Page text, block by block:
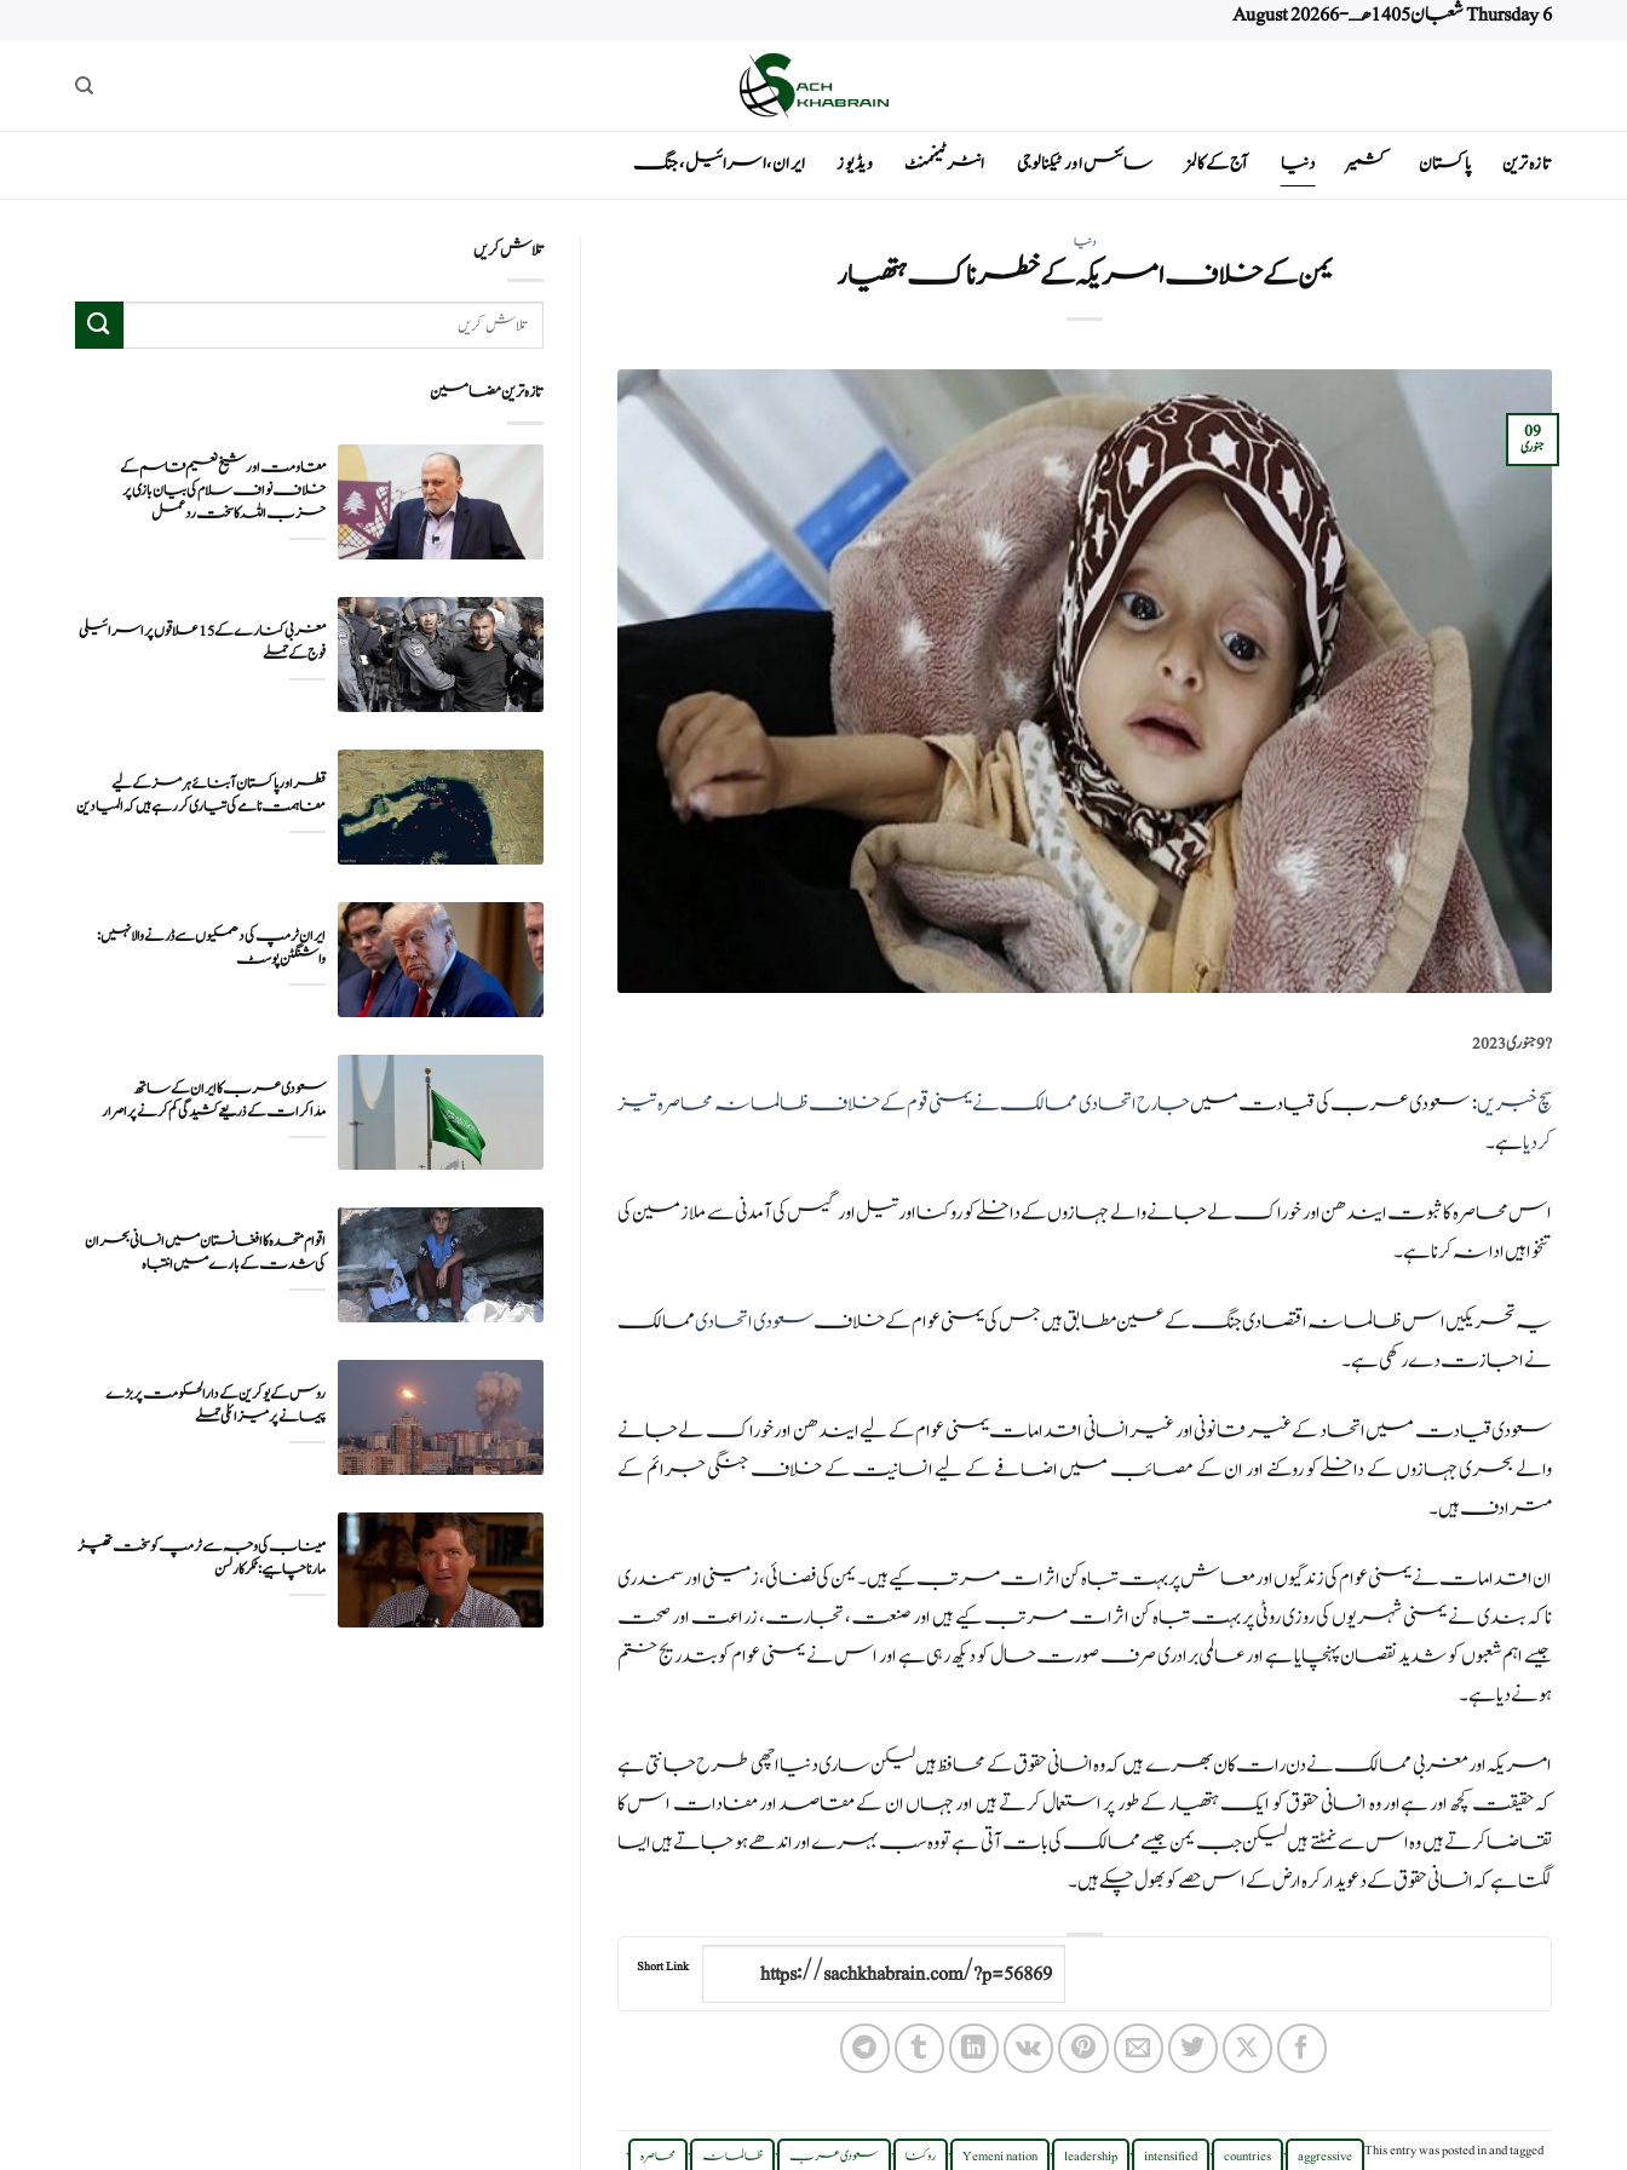
Thursday 6 شعبان 1405 هـ - 6 August 2026
تازہ ترین پاکستان کشمیر دنیا آج کے کالمز سائنس اور ٹیکنالوجی انٹرٹینمنٹ ویڈیوز ایران ، اسرائیل ، جنگ
دنیا
یمن کے خلاف امریکہ کے خطرناک ہتھیار
09
جنوری
?️9 جنوری 2023
سچ خبریں: سعودی عرب کی قیادت میںجارح اتحادی ممالک نے یمنی قوم کے خلاف ظالمانہ محاصرہ تیز
کر دیاہے۔
اس محاصرہ کا ثبوت ایندھن اور خوراک لے جانے والے جہازوں کے داخلے کو روکنا اور تیل اور گیس کی آمدنی سے ملازمین کی
تنخواہیں ادا نہ کرنا ہے۔
یہ تحریکیں اس ظالمانہ اقتصادی جنگ کے عین مطابق ہیں جس کی یمنی عوام کے خلافسعودی اتحادیممالک
نے اجازت دے رکھی ہے۔
سعودی قیادت میں اتحاد کے غیر قانونی اور غیر انسانی اقدامات یمنی عوام کے لیے ایندھن اور خوراک لے جانے
والے بحری جہازوں کے داخلے کو روکنے اور ان کے مصائب میں اضافے کے لیے انسانیت کے خلاف جنگی جرائم کے
مترادف ہیں۔
ان اقدامات نے یمنی عوام کی زندگیوں اور معاش پر بہت تباہ کن اثرات مرتب کیے ہیں۔ یمن کی فضائی، زمینی اور سمندری
ناکہ بندی نے یمنی شہریوں کی روزی روٹی پر بہت تباہ کن اثرات مرتب کیے ہیں اور صنعت، تجارت، زراعت اور صحت
جیسے اہم شعبوں کو شدید نقصان پہنچایا ہے اورعالمی برادری صرف صورت حال کو دیکھ رہی ہے اور اس نے یمنی عوام کو بتدریج ختم
ہونے دیا ہے۔
امریکہ اور مغربی ممالک نے دن رات کان بھرے ہیں کہ وہ انسانی حقوق کے محافظ ہیں لیکن ساری دنیا اچھی طرح جانتی ہے
کہ حقیقت کچھ اور ہےاور وہ انسانی حقوق کو ایک ہتھیار کے طور پر استعمال کرتے ہیں اور جہاں ان کے مقاصد اور مفادات اس کا
تقاضا کرتے ہیں وہ اس سے نمٹتے ہیں لیکن جب یمن جیسے ممالک کی بات آتی ہے تو وہ سب بہرے اور اندھے ہو جاتے ہیں ایسا
لگتا ہے کہ انسانی حقوق کے دعویدار کرہ ارض کے اس حصے کو بھول چکے ہیں۔
Short Link
This entry was posted inand tagged
aggressive
,
countries
,
intensified
,
leadership
,
Yemeni nation
, روکنا , سعودی عرب , ظالمانہ , محاصرہ ,
تلاش کریں
تازہ ترین مضامین
مقاومت اور شیخ نعیم قاسم کے
خلاف نواف سلام کی بیان بازی پر
حزب اللہ کا سخت ردعمل
مغربی کنارے کے 15 علاقوں پر اسرائیلی
فوج کے حملے
قطر اور پاکستان آبنائے ہرمز کے لیے
مفاہمت نامے کی تیاری کر رہے ہیں کہ المیادین
ایران ٹرمپ کی دھمکیوں سے ڈرنے والا نہیں:
واشنگٹن پوسٹ
سعودی عرب کا ایران کے ساتھ
مذاکرات کے ذریعے کشیدگی کم کرنے پر اصرار
اقوام متحدہ کا افغانستان میں انسانی بحران
کی شدت کے بارے میں انتباہ
روس کے یوکرین کے دارالحکومت پر بڑے
میناب کی وجہ سے ٹرمپ کو سخت تھپڑ
مارنا چاہیے : ٹکر کارلسن